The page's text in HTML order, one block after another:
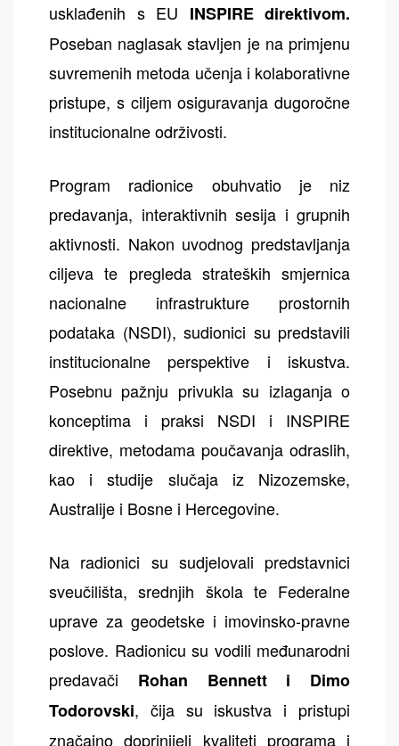
usklađenih s EU INSPIRE direktivom.
Poseban naglasak stavljen je na primjenu
suvremenih metoda učenja i kolaborativne
pristupe, s ciljem osiguravanja dugoročne
institucionalne održivosti.
Program radionice obuhvatio je niz
predavanja, interaktivnih sesija i grupnih
aktivnosti. Nakon uvodnog predstavljanja
ciljeva te pregleda strateških smjernica
nacionalne infrastrukture prostornih
podataka (NSDI), sudionici su predstavili
institucionalne perspektive i iskustva.
Posebnu pažnju privukla su izlaganja o
konceptima i praksi NSDI i INSPIRE
direktive, metodama poučavanja odraslih,
kao i studije slučaja iz Nizozemske,
Australije i Bosne i Hercegovine.
Na radionici su sudjelovali predstavnici
sveučilišta, srednjih škola te Federalne
uprave za geodetske i imovinsko-pravne
poslove. Radionicu su vodili međunarodni
predavači Rohan Bennett i Dimo
Todorovski, čija su iskustva i pristupi
značajno doprinijeli kvaliteti programa i